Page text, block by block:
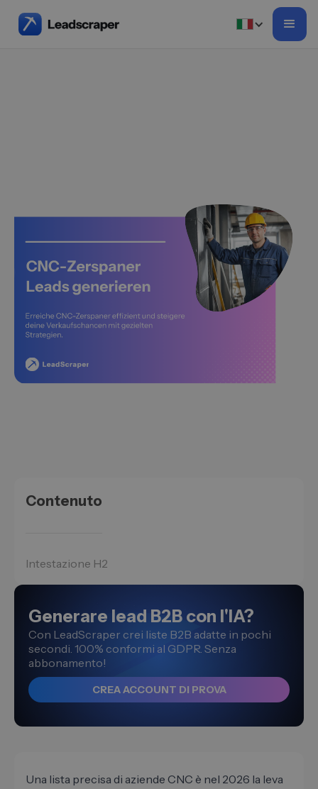
Contenuto
Intestazione H2
Generare lead B2B con l'IA?
Con LeadScraper crei liste B2B adatte in pochi
secondi. 100% conformi al GDPR. Senza
abbonamento!
CREA ACCOUNT DI PROVA
Una lista precisa di aziende CNC è nel 2026 la leva